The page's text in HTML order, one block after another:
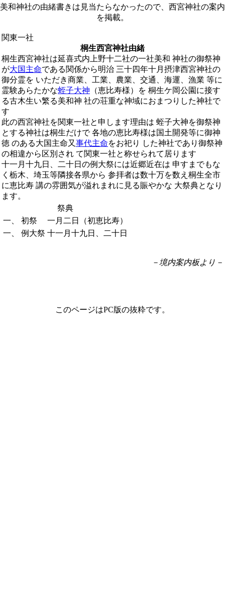
美和神社の由緒書きは見当たらなかったので、西宮神社の案内
を掲載。
関東一社
桐生西宮神社由緒
桐生西宮神社は延喜式内上野十二社の一社美和 神社の御祭神
が大国主命である関係から明治 三十四年十月摂津西宮神社の
御分霊を いただき商業、工業、農業、交通、海運、漁業 等に
霊験あらたかな蛭子大神 （恵比寿様）を 桐生ケ岡公園に接す
る古木生い繁る美和神 社の荘重な神域におまつりした神社で
す
此の西宮神社を関東一社と申します理由は 蛭子大神を御祭神
とする神社は桐生だけで 各地の恵比寿様は国土開発等に御神
徳 のある大国主命又 事代主命をお祀り した神社であり御祭神
の相違から区別され て関東一社と称せられて居ります
十一月十九日、二十日の例大祭には近郷近在は 申すまでもな
く栃木、埼玉等隣接各県から 参拝者は数十万を数え桐生全市
に恵比寿 講の雰囲気が溢れまれに見る賑やかな 大祭典となり
ます。
祭典
一、
初祭
一月二日（初恵比寿）
一、
例大祭 十一月十九日、二十日
－境内案内板より－
このページはPC版の抜粋です。